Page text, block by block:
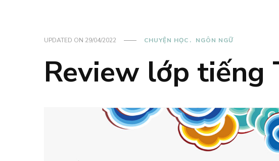
UPDATED ON 29/04/2022 CHUYỆN HỌC NGÔN NGỮ
Review lớp tiếng